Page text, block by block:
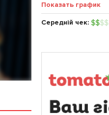
Показать график
Середній чек: $$$$